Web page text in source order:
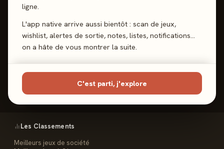
ligne.
L'app native arrive aussi bientôt : scan de jeux,
wishlist, alertes de sortie, notes, listes, notifications…
on a hâte de vous montrer la suite.
C'est parti, j'explore
Reviews, Avis & Tendances
Jeux de Société
Les Meeples
Contact
FAQ
Les Classements
Meilleurs jeux de société